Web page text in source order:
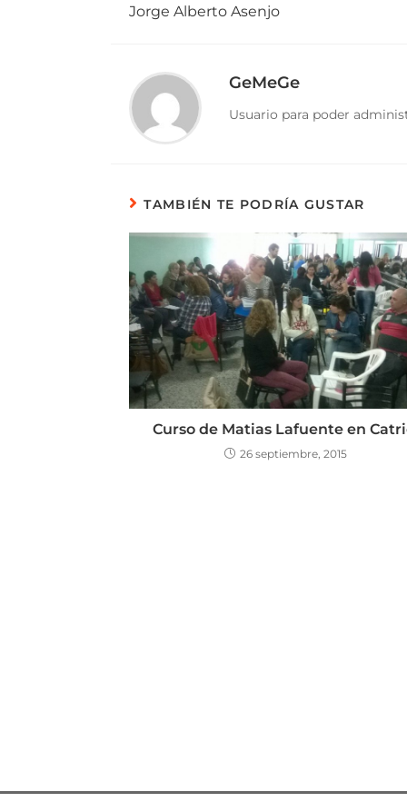
Jorge Alberto Asenjo
GeMeGe
Usuario para poder
TAMBIÉN TE PODRÍA GUSTAR
Curso de Matias Lafuente en
26 septiembre, 2015